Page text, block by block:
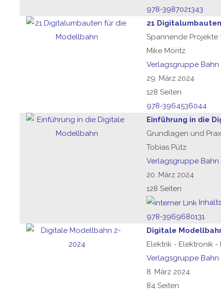
978-3987021343
21
Spannende Projekte
Mike Möritz
Verlagsgruppe Bahn
29. März 2024
128 Seiten
978-3964536044
Einführung in die
Grundlagen und
Tobias Pütz
Verlagsgruppe Bahn
20. März 2024
128 Seiten
978-3969680131
Digitale
Elektrik - Elektronik
Verlagsgruppe Bahn
8. März 2024
84 Seiten